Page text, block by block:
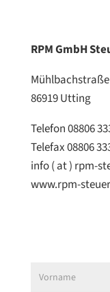
RPM GmbH
86919 Utting
Telefon08806
Telefax08806
info ( at ) rpm-
www.rpm-
Vorname